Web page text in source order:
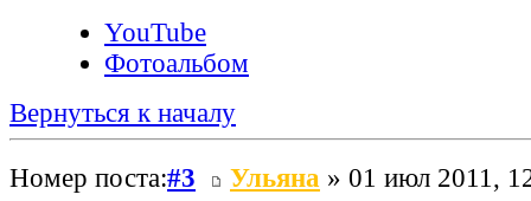
YouTube
Фотоальбом
Вернуться к началу
Номер поста:#3 Ульяна » 01 июл 2011,